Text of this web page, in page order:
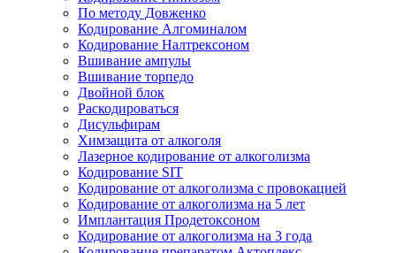
По методу Довженко
Кодирование Алгоминалом
Кодирование Налтрексоном
Вшивание ампулы
Вшивание торпедо
Двойной блок
Раскодироваться
Дисульфирам
Химзащита от алкоголя
Лазерное кодирование от алкоголизма
Кодирование SIT
Кодирование от алкоголизма с провокацией
Кодирование от алкоголизма на 5 лет
Имплантация Продетоксоном
Кодирование от алкоголизма на 3 года